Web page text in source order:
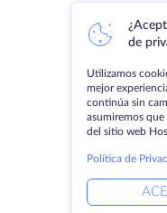
de
Utilizamos
mejor
continúa sin
asumiremos
del sitio web
Política de